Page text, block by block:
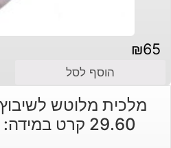
₪65
הוסף לסל
מלכית מלוטש
29.60 קרט במידה: 10*16*16 מ"מ